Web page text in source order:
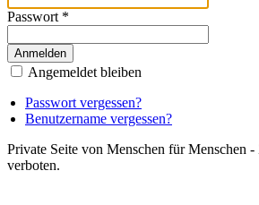
Passwort *
Anmelden
Angemeldet bleiben
Passwort vergessen?
Benutzername vergessen?
Private Seite von Menschen für Menschen -
verboten.